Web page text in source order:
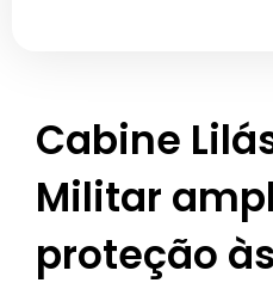
Cabine
Militar
proteção